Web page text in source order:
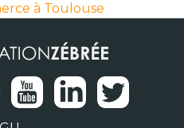
à Toulouse